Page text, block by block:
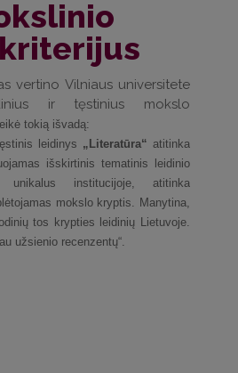
vertino Vilniaus universitete
ir tęstinius mokslo
tokią išvadą:
leidinys „Literatūra“ atitinka
išskirtinis tematinis leidinio
unikalus institucijoje, atitinka
mokslo kryptis. Manytina,
tos krypties leidinių Lietuvoje.
užsienio recenzentų“.